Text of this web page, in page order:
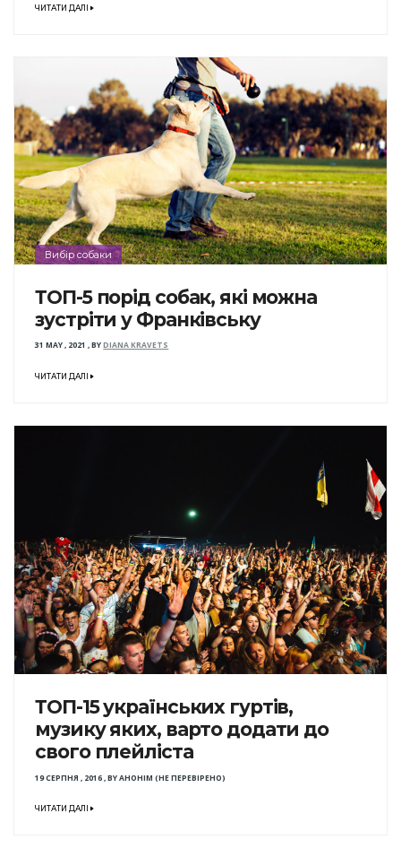
ЧИТАТИ ДАЛІ
Вибір собаки
ТОП-5 порід собак, які можна
зустріти у Франківську
31 MAY , 2021 ,BYDIANA KRAVETS
ЧИТАТИ ДАЛІ
ТОП-15 українських гуртів,
музику яких, варто додати до
свого плейліста
19 СЕРПНЯ , 2016,BYАНОНІМ (НЕ ПЕРЕВІРЕНО)
ЧИТАТИ ДАЛІ